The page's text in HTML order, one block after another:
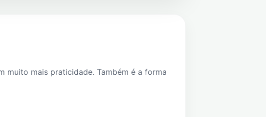
muito mais praticidade. Também é a forma